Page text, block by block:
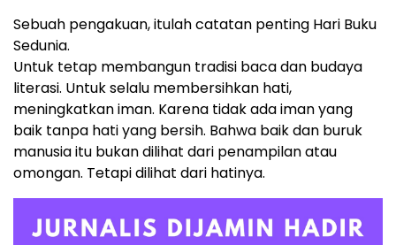
Sebuah pengakuan, itulah catatan penting Hari Buku
Sedunia.
Untuk tetap membangun tradisi baca dan budaya
literasi. Untuk selalu membersihkan hati,
meningkatkan iman. Karena tidak ada iman yang
baik tanpa hati yang bersih. Bahwa baik dan buruk
manusia itu bukan dilihat dari penampilan atau
omongan. Tetapi dilihat dari hatinya.